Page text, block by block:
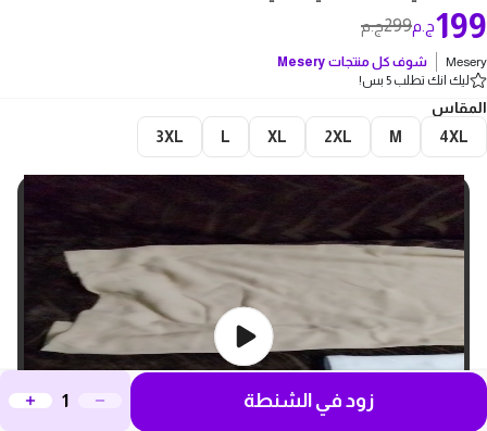
299ج.م 199ج.م
Mesery شوف كل منتجات Mesery
ليك انك تطلب 5 بس!
المقاس
4XL
M
2XL
XL
L
3XL
زود في الشنطة